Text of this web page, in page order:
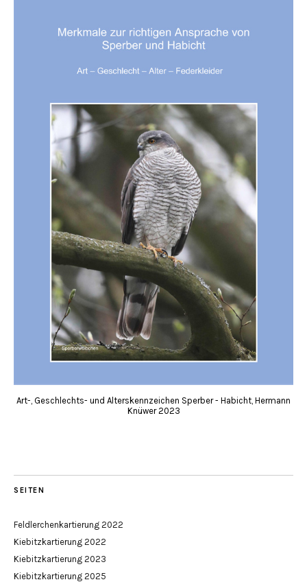
Art-, Geschlechts- und Alterskennzeichen Sperber - Habicht, Hermann
Knüwer 2023
SEITEN
Feldlerchenkartierung 2022
Kiebitzkartierung 2022
Kiebitzkartierung 2023
Kiebitzkartierung 2025